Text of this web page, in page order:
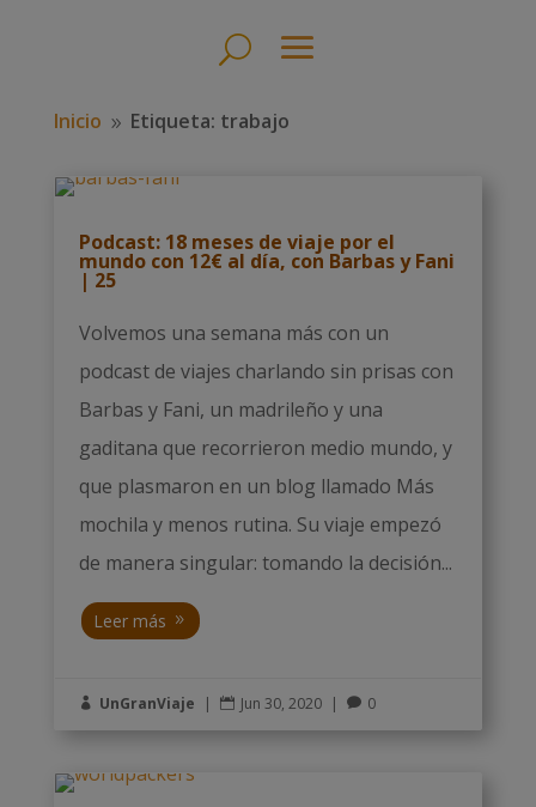
Inicio 9 Etiqueta: trabajo
Podcast: 18 meses de viaje por el
mundo con 12€ al día, con Barbas y Fani
| 25
Volvemos una semana más con un
podcast de viajes charlando sin prisas con
Barbas y Fani, un madrileño y una
gaditana que recorrieron medio mundo, y
que plasmaron en un blog llamado Más
mochila y menos rutina. Su viaje empezó
de manera singular: tomando la decisión...
Leer más
 UnGranViaje |  Jun 30, 2020 |  0